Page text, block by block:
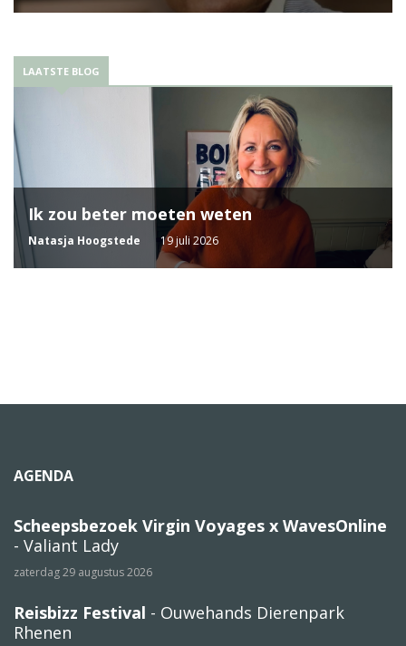
LAATSTE BLOG
Ik zou beter moeten weten
Natasja Hoogstede 19 juli 2026
AGENDA
Scheepsbezoek Virgin Voyages x WavesOnline
- Valiant Lady
zaterdag 29 augustus 2026
Reisbizz Festival - Ouwehands Dierenpark
Rhenen